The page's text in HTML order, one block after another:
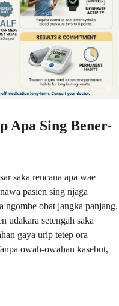
Apa Sing Bener-
saka rencana apa wae
pasien sing njaga
ngombe obat jangka panjang.
udakara setengah saka
gaya urip tetep ora
owah-owahan kasebut,